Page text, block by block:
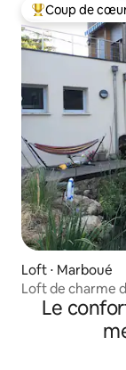
Coups de cœur
Coup de
Loft ⋅ Marboué
Loft de charme
Le